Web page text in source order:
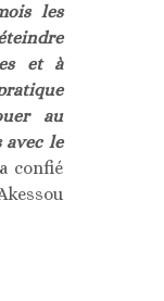
les
et à
au
avec le
confié